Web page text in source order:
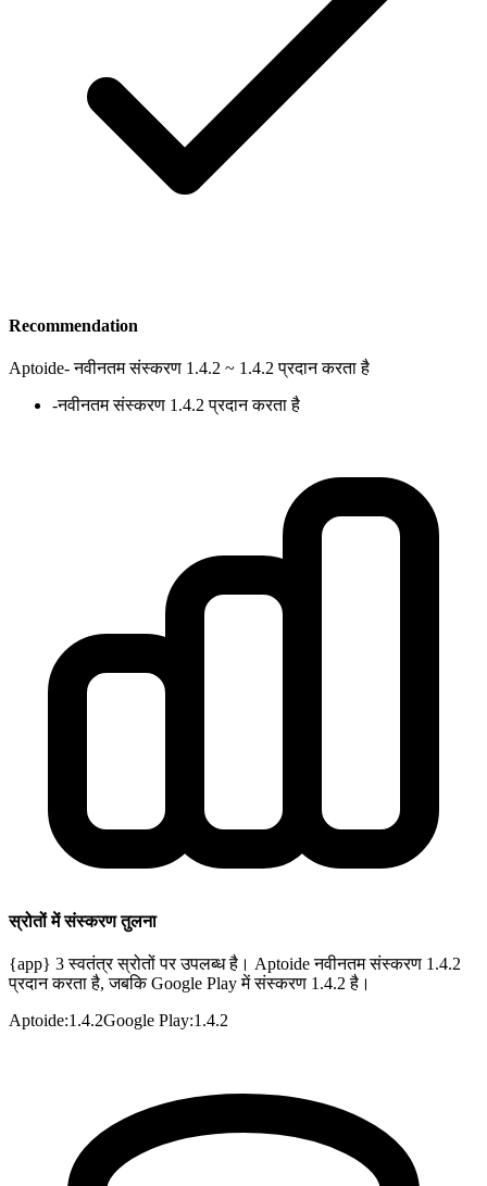
Recommendation
Aptoide-नवीनतम संस्करण 1.4.2 ~ 1.4.2 प्रदान करता है
-नवीनतम संस्करण 1.4.2 प्रदान करता है
स्रोतों में संस्करण तुलना
{app} 3 स्वतंत्र स्रोतों पर उपलब्ध है। Aptoide नवीनतम संस्करण 1.4.2
प्रदान करता है, जबकि Google Play में संस्करण 1.4.2 है।
Aptoide:1.4.2Google Play:1.4.2